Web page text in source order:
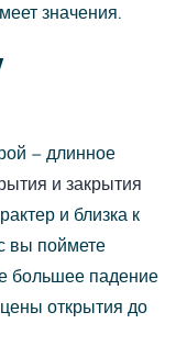
значения.
– длинное
и закрытия
и близка к
вы поймете
большее падение
открытия до